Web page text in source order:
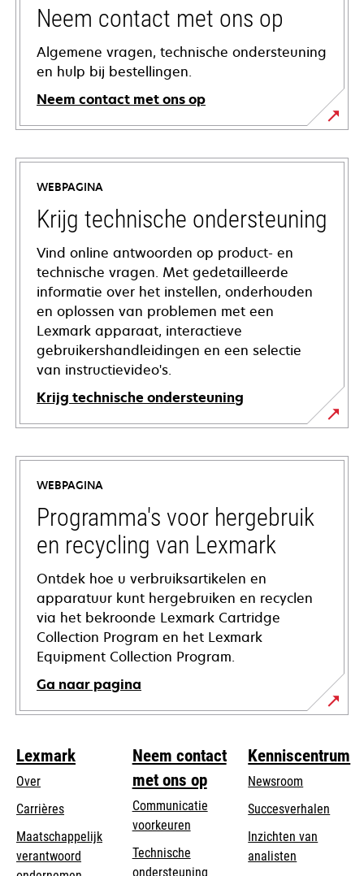
Neem contact met ons op
Algemene vragen, technische ondersteuning
en hulp bij bestellingen.
Neem contact met ons op
WEBPAGINA
Krijg technische ondersteuning
Vind online antwoorden op product- en
technische vragen. Met gedetailleerde
informatie over het instellen, onderhouden
en oplossen van problemen met een
Lexmark apparaat, interactieve
gebruikershandleidingen en een selectie
van instructievideo's.
Krijg technische ondersteuning
opens
in
new
tab
WEBPAGINA
Programma's voor hergebruik
en recycling van Lexmark
Ontdek hoe u verbruiksartikelen en
apparatuur kunt hergebruiken en recyclen
via het bekroonde Lexmark Cartridge
Collection Program en het Lexmark
Equipment Collection Program.
Ga naar pagina
Lexmark
Over
Carrières
Maatschappelijk
verantwoord
Neem contact
met ons op
Communicatie
voorkeuren
Technische
ondersteuningopens
Kenniscentrum
Newsroom
Succesverhalen
Inzichten van
analisten